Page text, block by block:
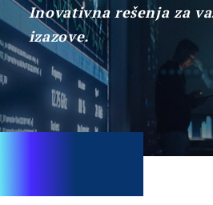
Inovativna rešenja za
izazove.